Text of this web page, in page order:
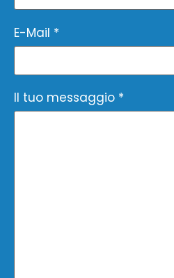
E-Mail *
Il tuo messaggio *